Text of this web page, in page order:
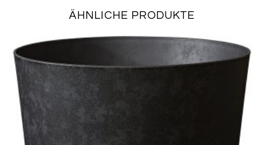
ÄHNLICHE PRODUKTE